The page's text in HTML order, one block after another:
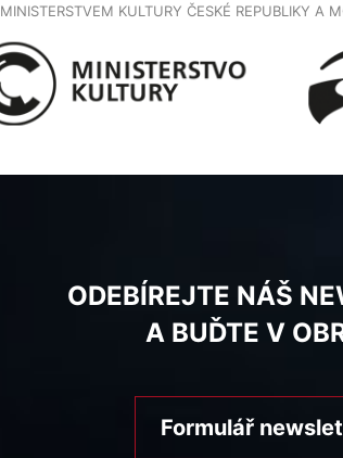
MINISTERSTVEM KULTURY ČESKÉ REPUBLIKY A
ODEBÍREJTE NÁŠ
A BUĎTE V
Formulář